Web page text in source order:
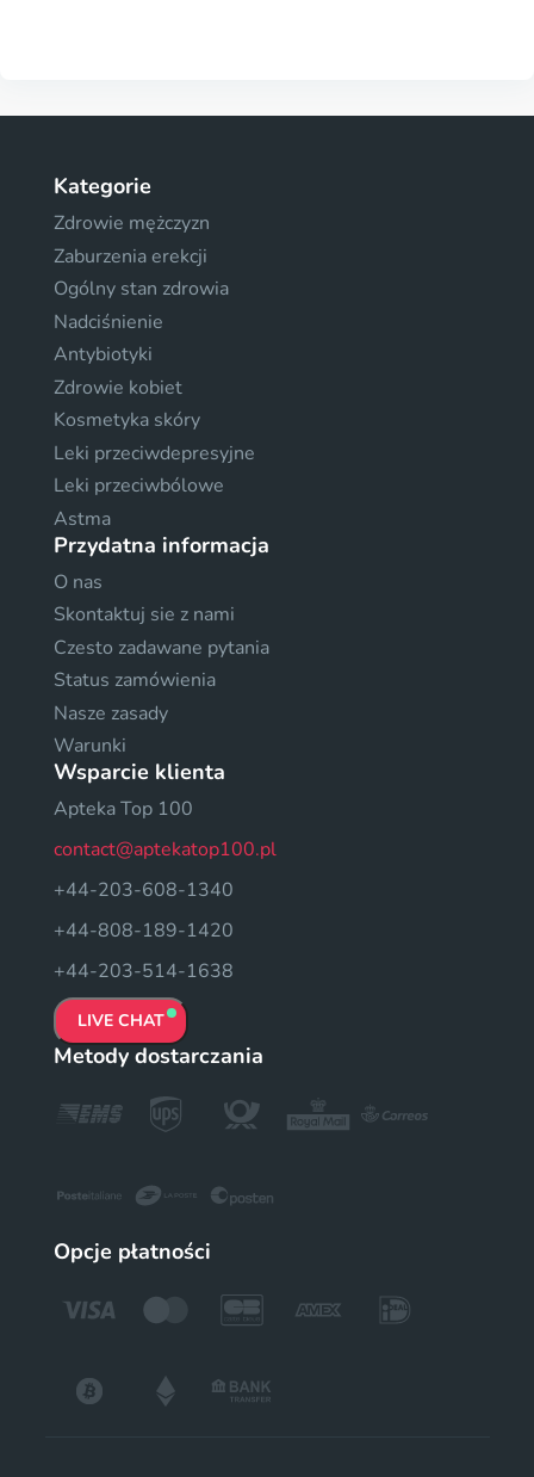
Kategorie
Zdrowie mężczyzn
Zaburzenia erekcji
Ogólny stan zdrowia
Nadciśnienie
Antybiotyki
Zdrowie kobiet
Kosmetyka skóry
Leki przeciwdepresyjne
Leki przeciwbólowe
Astma
Przydatna informacja
O nas
Skontaktuj sie z nami
Czesto zadawane pytania
Status zamówienia
Nasze zasady
Warunki
Wsparcie klienta
Apteka Top 100
contact@aptekatop100.pl
+44-203-608-1340
+44-808-189-1420
+44-203-514-1638
LIVE CHAT
Metody dostarczania
Opcje płatności